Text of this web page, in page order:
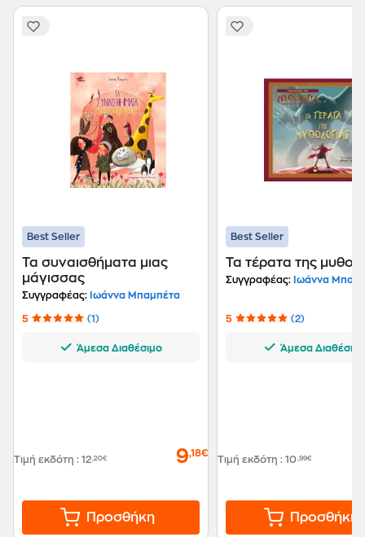
Best Seller
Τα συναισθήματα μιας
μάγισσας
Συγγραφέας: Ιωάννα Μπαμπέτα
5 (1)
Άμεσα Διαθέσιμο
Τιμή εκδότη : 12,20€ 9,18€
Προσθήκη
Best Seller
Τα τέρατα της
Συγγραφέας: Ιωάννα Μπακιρτζή-
5 (2)
Άμεσα Διαθέσιμο
Τιμή εκδότη : 10,99€
Προσθήκη